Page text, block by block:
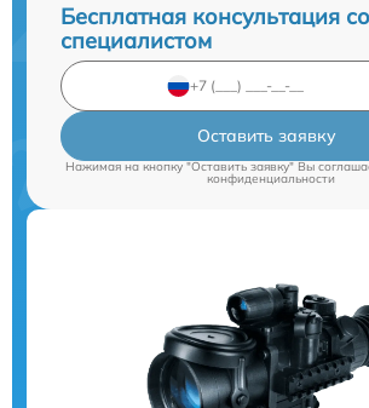
Бесплатная консультация со
специалистом
Оставить заявку
Нажимая на кнопку "Оставить заявку" Вы
конфиденциальности